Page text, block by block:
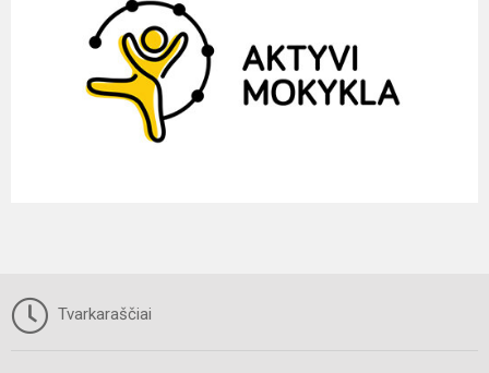
Tvarkaraščiai